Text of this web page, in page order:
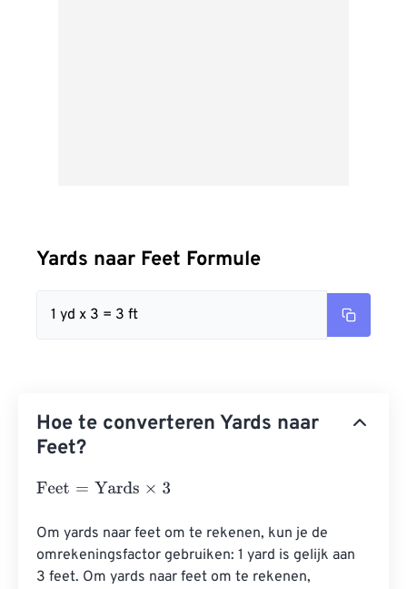
Yards naar Feet Formule
1 yd x 3 = 3 ft
Hoe te converteren Yards naar
Feet?
Feet= Yards×3
Om yards naar feet om te rekenen, kun je de
omrekeningsfactor gebruiken: 1 yard is gelijk aan
3 feet. Om yards naar feet om te rekenen,